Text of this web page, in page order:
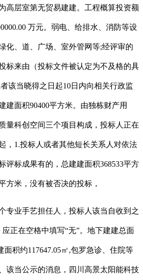
层室第无贸易建建。工程概算投资额
万元。弱电、给排水、消防等设
化、道、广场、室外管网等;经评审的
标来由（投标文件被认定为不及格的具
该当晓得之日起10日内向相关行政监
建面积90400平方米。由独栋财产用
量科创空间三个项目构成，投标人正在
，1.投标人或者其他短长关系人对依法
评标成果有的，总建建面积368533平方
方米，没有被否决的投标，
业手艺担任人，投标人该当自收到之
正在空格中填写“无”。地下建建总面
面积约117647.05㎡,包罗急诊、住院等
该当公示的消息，四川高景太阳能科技